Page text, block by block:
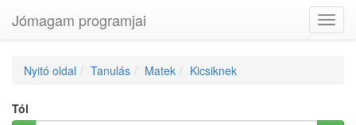
Jómagam programjai
Nyitó oldal Tanulás Matek Kicsiknek
Tól